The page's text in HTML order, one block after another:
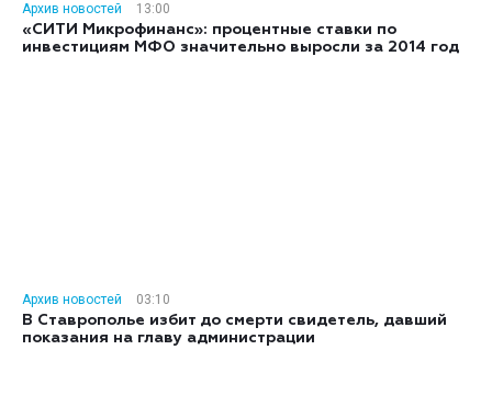
Архив новостей
13:00
«СИТИ Микрофинанс»: процентные ставки по
инвестициям МФО значительно выросли за 2014 год
Архив новостей
03:10
В Ставрополье избит до смерти свидетель, давший
показания на главу администрации